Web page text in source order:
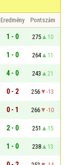
Eredmény
Pontszám
1 - 0 275
10
1 - 0 264
11
4 - 0 243
21
0 - 2 256
-13
0 - 1 266
-10
2 - 0 251
15
1 - 0 238
13